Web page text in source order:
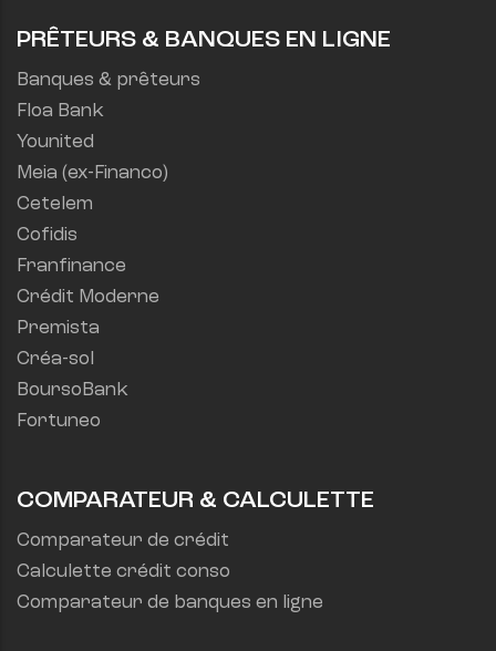
PRÊTEURS & BANQUES EN LIGNE
Banques & prêteurs
Floa Bank
Younited
Meia (ex-Financo)
Cetelem
Cofidis
Franfinance
Crédit Moderne
Premista
Créa-sol
BoursoBank
Fortuneo
COMPARATEUR & CALCULETTE
Comparateur de crédit
Calculette crédit conso
Comparateur de banques en ligne